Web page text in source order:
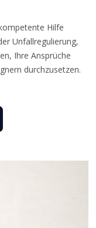
Hilfe
Unfallregulierung,
Ihre Ansprüche
durchzusetzen.